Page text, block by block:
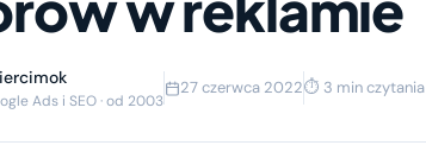
Ads i SEO · od 2003
27 czerwca 2022⏱ 3 min czytania